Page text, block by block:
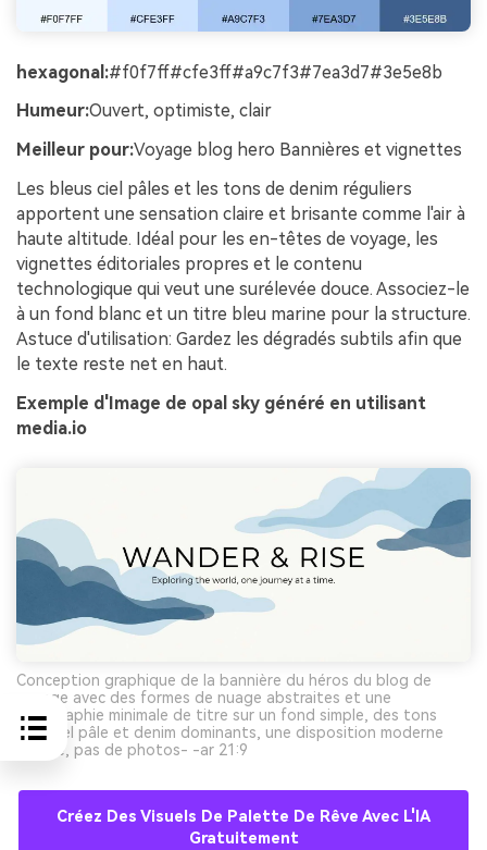
hexagonal:#f0f7ff#cfe3ff#a9c7f3#7ea3d7#3e5e8b
Humeur:Ouvert, optimiste, clair
Meilleur pour:Voyage blog hero Bannières et vignettes
Les bleus ciel pâles et les tons de denim réguliers
apportent une sensation claire et brisante comme l'air à
haute altitude. Idéal pour les en-têtes de voyage, les
vignettes éditoriales propres et le contenu
technologique qui veut une surélevée douce. Associez-le
à un fond blanc et un titre bleu marine pour la structure.
Astuce d'utilisation: Gardez les dégradés subtils afin que
le texte reste net en haut.
Exemple d'Image de opal sky généré en utilisant
media.io
Conception graphique de la bannière du héros du blog de
voyage avec des formes de nuage abstraites et une
typographie minimale de titre sur un fond simple, des tons
bleu ciel pâle et denim dominants, une disposition moderne
propre, pas de photos- -ar 21:9
Créez Des Visuels De Palette De Rêve Avec L'IA
Gratuitement